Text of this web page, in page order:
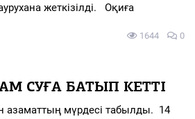
жеткізілді. Оқиға
1644 0
СУҒА БАТЫП КЕТТІ
азаматтың мүрдесі табылды. 14